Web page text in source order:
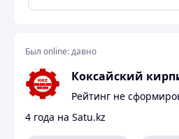
Вид кирпича
Марка кирпича
Был online:давно
Коксайский
Рейтинг не
4 года на Satu.kz